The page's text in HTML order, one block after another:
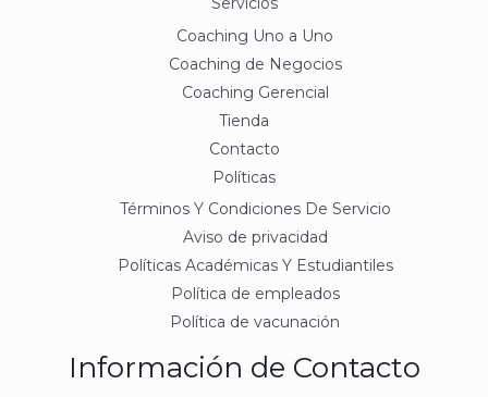
Coaching Uno a Uno
Coaching de Negocios
Coaching Gerencial
Tienda
Contacto
Políticas
Términos Y Condiciones De Servicio
Aviso de privacidad
Políticas Académicas Y Estudiantiles
Política de empleados
Política de vacunación
Información de Contacto